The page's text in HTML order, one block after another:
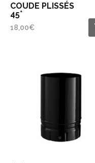
COUDE PLISSÉS
45°
18,00€